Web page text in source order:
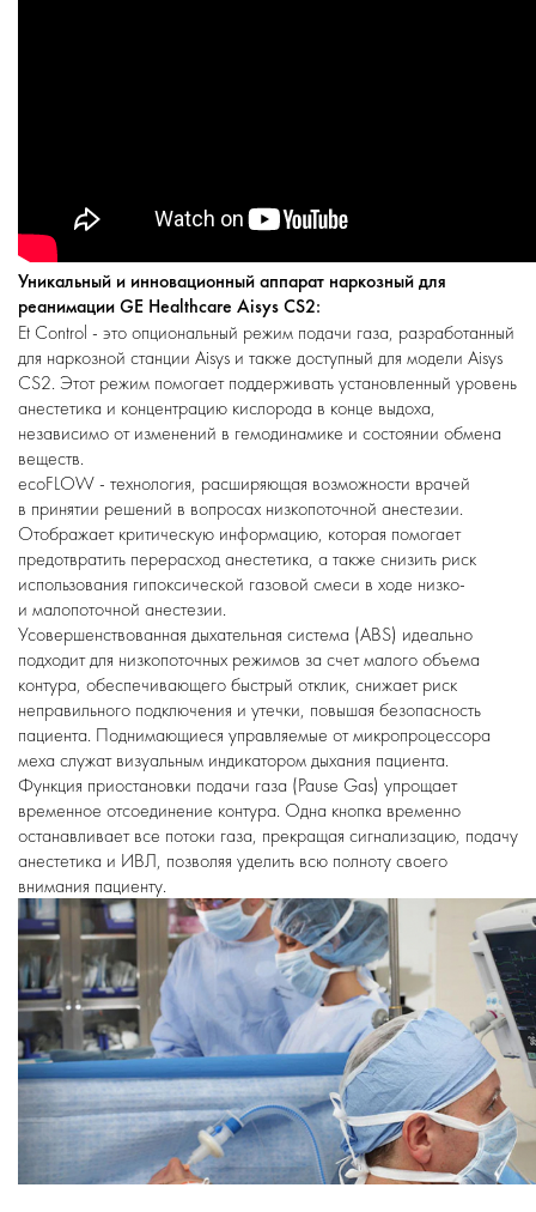
Уникальный и инновационный аппарат наркозный для
реанимации GE Healthcare Aisуs CS2:
Et Control - это опциональный режим подачи газа, разработанный
для наркозной станции Aisуs и также доступный для модели Aisуs
CS2. Этот режим помогает поддерживать установленный уровень
анестетика и концентрацию кислорода в конце выдоха,
независимо от изменений в гемодинамике и состоянии обмена
веществ.
ecoFLOW - технология, расширяющая возможности врачей
в принятии решений в вопросах низкопоточной анестезии.
Отображает критическую информацию, которая помогает
предотвратить перерасход анестетика, а также снизить риск
использования гипоксической газовой смеси в ходе низко-
и малопоточной анестезии.
Усовершенствованная дыхательная система (ABS) идеально
подходит для низкопоточных режимов за счет малого объема
контура, обеспечивающего быстрый отклик, снижает риск
неправильного подключения и утечки, повышая безопасность
пациента. Поднимающиеся управляемые от микропроцессора
меха служат визуальным индикатором дыхания пациента.
Функция приостановки подачи газа (Pause Gas) упрощает
временное отсоединение контура. Одна кнопка временно
останавливает все потоки газа, прекращая сигнализацию, подачу
анестетика и ИВЛ, позволяя уделить всю полноту своего
внимания пациенту.